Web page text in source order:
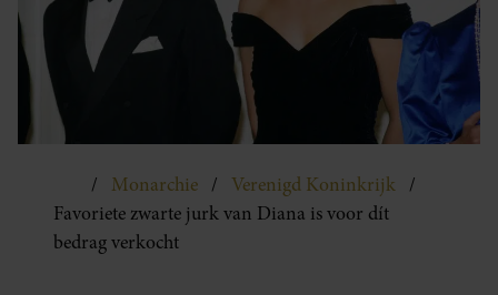
Monarchie
Verenigd Koninkrijk
Favoriete zwarte jurk van Diana is voor dít
bedrag verkocht